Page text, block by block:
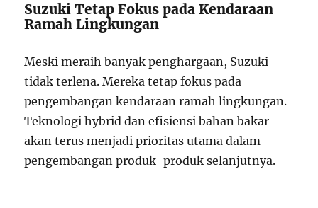
Suzuki Tetap Fokus pada Kendaraan
Ramah Lingkungan
Meski meraih banyak penghargaan, Suzuki
tidak terlena. Mereka tetap fokus pada
pengembangan kendaraan ramah lingkungan.
Teknologi hybrid dan efisiensi bahan bakar
akan terus menjadi prioritas utama dalam
pengembangan produk-produk selanjutnya.